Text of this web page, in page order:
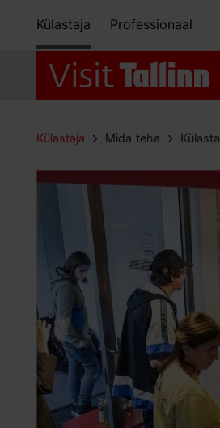
Külastaja Professionaal
Külastaja Mida teha Külasta